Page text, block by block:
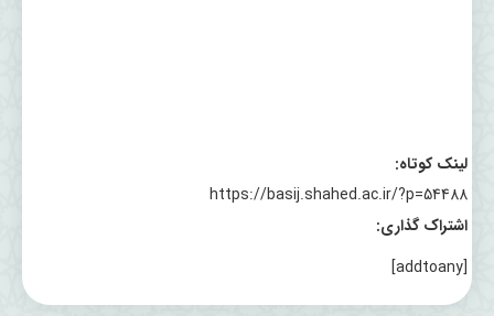
لینک کوتاه:
https://basij.shahed.ac.ir/?p=54488
اشتراک گذاری:
[addtoany]